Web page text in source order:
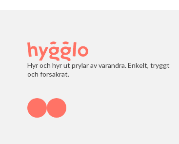
Hyr och hyr ut prylar av varandra. Enkelt, tryggt
och försäkrat.